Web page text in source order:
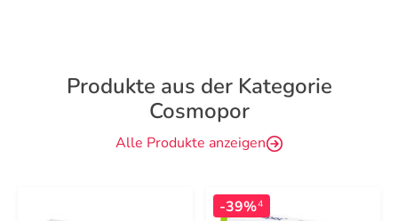
Produkte aus der Kategorie
Cosmopor
Alle Produkte anzeigen
-39%4